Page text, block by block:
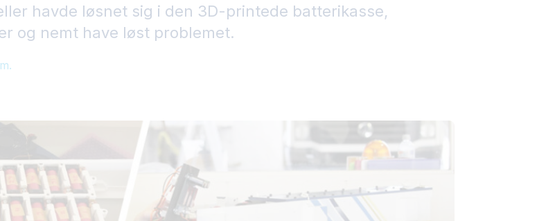
havde løsnet sig i den 3D-printede batterikasse,
og nemt have løst problemet.